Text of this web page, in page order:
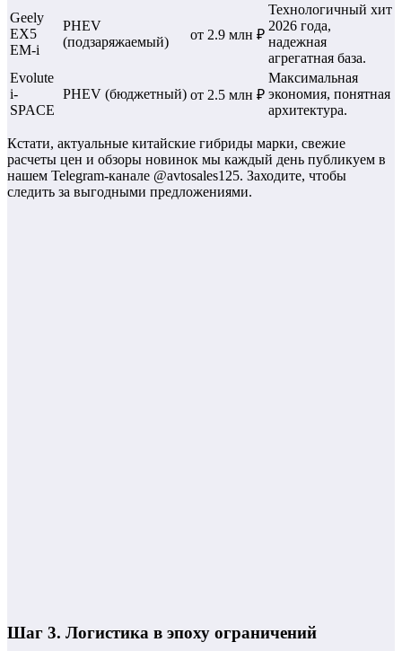
Geely
EX5
EM-i
PHEV
(подзаряжаемый)
от 2.9 млн ₽
Технологичный хит
2026 года,
надежная
агрегатная база.
Evolute
i-
SPACE
PHEV (бюджетный) от 2.5 млн ₽
Максимальная
экономия, понятная
архитектура.
Кстати, актуальные китайские гибриды марки, свежие
расчеты цен и обзоры новинок мы каждый день публикуем в
нашем Telegram-канале @avtosales125. Заходите, чтобы
следить за выгодными предложениями.
Шаг 3. Логистика в эпоху ограничений